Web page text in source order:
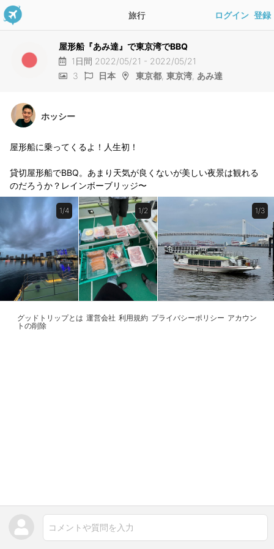
旅行 ログイン 登録
屋形船『あみ達』で東京湾でBBQ
1日間 2022/05/21 - 2022/05/21
3
日本 東京都 ,東京湾 あみ達
ホッシー
屋形船に乗ってくるよ！人生初！
貸切屋形船でBBQ。あまり天気が良くないが美しい夜景は観れる
のだろうか？レインボーブリッジ〜
1/4 1/2 1/3
コメントや質問を入力
グッドトリップとは 運営会社 利用規約 プライバシーポリシー アカウン
トの削除